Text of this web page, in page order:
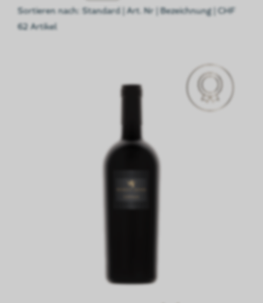
Sortieren nach: Standard |Art. Nr Bezeichnung|CHF
62 Artikel